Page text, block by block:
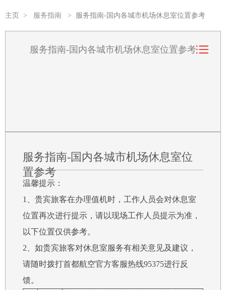
主页 > 服务指南 > 服务指南-国内各城市机场休息室位置参考
服务指南-国内各城市机场休息室位置参考
服务指南-国内各城市机场休息室位
置参考
温馨提示：
1、贵宾旅客在办理值机时，工作人员会对休息室
位置再次进行提示，请以现场工作人员提示为准，
以下位置仅供参考。
2、如贵宾旅客对休息室服务有相关意见及建议，
请随时拨打首都航空官方客服热线95375进行反
馈。